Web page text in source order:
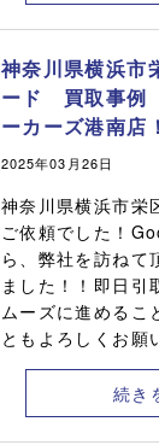
神奈川県横浜
ード 買取事
ーカーズ港南店！
2025年03月26日
神奈川県横浜市栄
ご依頼でした！
ら、弊社を訪ねて
ました！！即日引
ムーズに進めるこ
ともよろしくお
続き